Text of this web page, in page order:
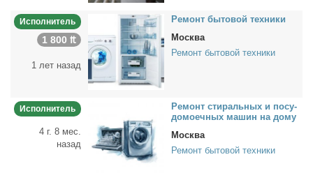
Исполнитель
1 800 ₶
1 лет назад
Ре­монт бы­то­вой тех­ни­ки
Москва
Ремонт бытовой техники
Исполнитель
4 г. 8 мес.
назад
Ре­монт сти­раль­ных и по­су­
до­мо­еч­ных ма­шин на до­му
Москва
Ремонт бытовой техники